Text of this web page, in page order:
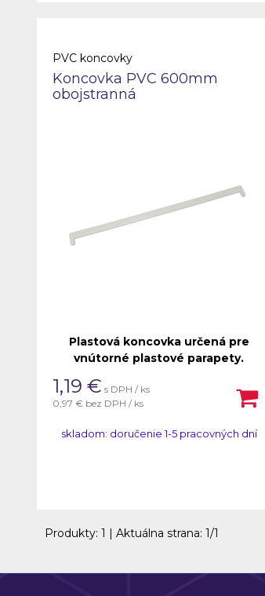
PVC koncovky
Koncovka PVC 600mm
obojstranná
Plastová koncovka určená pre
vnútorné plastové parapety.
1,19 € s DPH / ks
0,97 € bez DPH / ks
skladom: doručenie 1-5 pracovných dní
Produkty: 1 | Aktuálna strana: 1/1